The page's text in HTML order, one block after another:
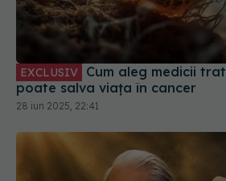
EXCLUSIV
poate salva viața în cancer
28 iun 2025, 22:41